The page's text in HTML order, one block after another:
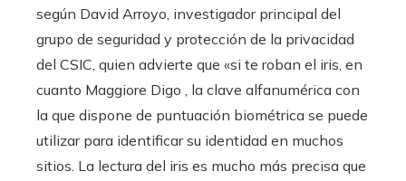
según David Arroyo, investigador principal del
grupo de seguridad y protección de la privacidad
del CSIC, quien advierte que «si te roban el iris, en
cuanto Maggiore Digo , la clave alfanumérica con
la que dispone de puntuación biométrica se puede
utilizar para identificar su identidad en muchos
sitios. La lectura del iris es mucho más precisa que